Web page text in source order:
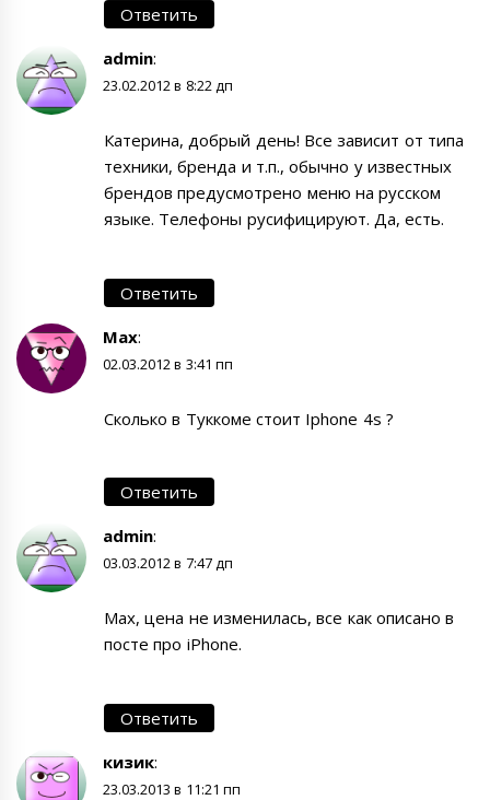
Ответить
admin:
23.02.2012 в 8:22 дп
Катерина, добрый день! Все зависит от типа
техники, бренда и т.п., обычно у известных
брендов предусмотрено меню на русском
языке. Телефоны русифицируют. Да, есть.
Ответить
Max:
02.03.2012 в 3:41 пп
Сколько в Туккоме стоит Iphone 4s ?
Ответить
admin:
03.03.2012 в 7:47 дп
Max, цена не изменилась, все как описано в
посте про iPhone.
Ответить
кизик:
23.03.2013 в 11:21 пп